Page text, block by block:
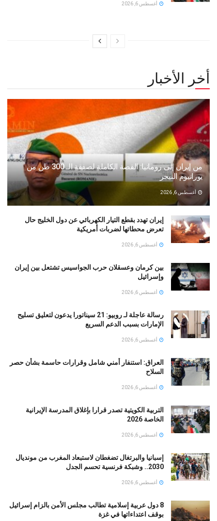
أغسطس 6, 2026
أخر الأخبار
من إيران إلى رومانيا: القصة الكاملة لصفقة الـ 300 طن من
يورانيوم النيجر
أغسطس 6, 2026
إيران تهدد بقطع التيار الكهربائي عن دول الخليج حال
تعرض محطاتها لضربات أمريكية
أغسطس 6, 2026
بين كرمان وعسقلان حرب الجواسيس تشتعل بين إيران
وإسرائيل
أغسطس 6, 2026
رسالة عاجلة لـ روبيو: 21 سيناتورا يدعون لتعليق تسليح
الإمارات بسبب الدعم السريع
أغسطس 6, 2026
العراق: استنفار أمني شامل وقرارات حاسمة بشأن حصر
السلاح
أغسطس 6, 2026
التربية الكويتية تصدر قرارا بإغلاق المدرسة الإيرانية
الخاصة 2026
أغسطس 6, 2026
إسبانيا والبرتغال تضغطان لاستبعاد المغرب من مونديال
2030.. وشبكة فرنسية تحسم الجدل
أغسطس 6, 2026
8 دول عربية إسلامية تطالب مجلس الأمن بالزام إسرائيل
بوقف اعتداءاتها في غزة